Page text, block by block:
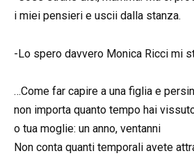
i miei pensieri e uscii dalla stanza.
-Lo spero davvero Monica Ricci mi
…Come far capire a una figlia e
non importa quanto tempo hai
o tua moglie: un anno, ventanni
Non conta quanti temporali avete